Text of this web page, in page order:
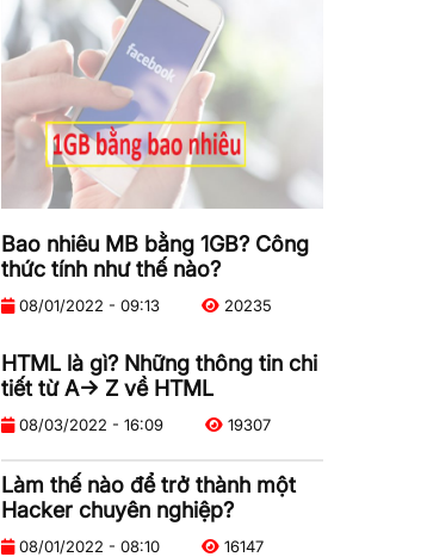
Bao nhiêu MB bằng 1GB? Công
thức tính như thế nào?
08/01/2022 - 09:13 20235
HTML là gì? Những thông tin chi
tiết từ A-> Z về HTML
08/03/2022 - 16:09 19307
Làm thế nào để trở thành một
Hacker chuyên nghiệp?
08/01/2022 - 08:10 16147